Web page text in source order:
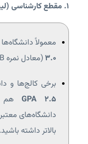
۱. مقطع کارشناسی (لیسانس)
معمولاً
3.0(معادل نمره B) را می‌طلبند.
برخی کالج‌ها و
GPA 2.5 هم
دانشگاه‌های
بالاتر داشته باشید.